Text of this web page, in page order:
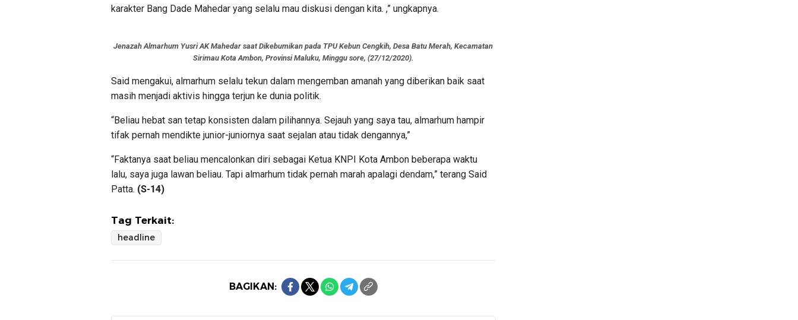
karakter Bang Dade Mahedar yang selalu mau diskusi dengan kita. ,” ungkapnya.
Jenazah Almarhum Yusri AK Mahedar saat Dikebumikan pada TPU Kebun Cengkih, Desa Batu Merah, Kecamatan
Sirimau Kota Ambon, Provinsi Maluku, Minggu sore, (27/12/2020).
Said mengakui, almarhum selalu tekun dalam mengemban amanah yang diberikan baik saat
masih menjadi aktivis hingga terjun ke dunia politik.
“Beliau hebat san tetap konsisten dalam pilihannya. Sejauh yang saya tau, almarhum hampir
tifak pernah mendikte junior-juniornya saat sejalan atau tidak dengannya,”
“Faktanya saat beliau mencalonkan diri sebagai Ketua KNPI Kota Ambon beberapa waktu
lalu, saya juga lawan beliau. Tapi almarhum tidak pernah marah apalagi dendam,” terang Said
Patta. (S-14)
Tag Terkait:
headline
BAGIKAN: